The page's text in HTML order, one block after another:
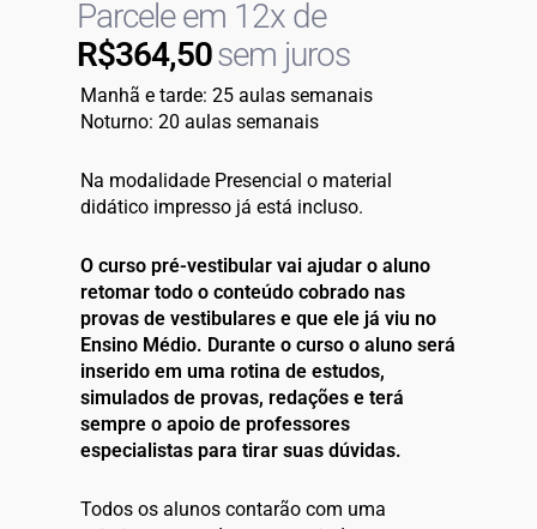
Parcele em 12x de
R$364,50sem juros
Manhã e tarde: 25 aulas semanais
Noturno: 20 aulas semanais
Na modalidade Presencial o material
didático impresso já está incluso.
O curso pré-vestibular vai ajudar o aluno
retomar todo o conteúdo cobrado nas
provas de vestibulares e que ele já viu no
Ensino Médio. Durante o curso o aluno será
inserido em uma rotina de estudos,
simulados de provas, redações e terá
sempre o apoio de professores
especialistas para tirar suas dúvidas.
Todos os alunos contarão com uma